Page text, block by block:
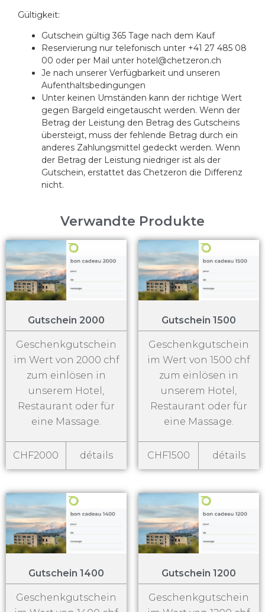
Gültigkeit:
Gutschein gültig 365 Tage nach dem Kauf
Reservierung nur telefonisch unter +41 27 485 08
00 oder per Mail unter hotel@chetzeron.ch
Je nach unserer Verfügbarkeit und unseren
Aufenthaltsbedingungen
Unter keinen Umständen kann der richtige Wert
gegen Bargeld eingetauscht werden. Wenn der
Betrag der Leistung den Betrag des Gutscheins
übersteigt, muss der fehlende Betrag durch ein
anderes Zahlungsmittel gedeckt werden. Wenn
der Betrag der Leistung niedriger ist als der
Gutschein, erstattet das Chetzeron die Differenz
nicht.
Verwandte Produkte
Gutschein 2000
Geschenkgutschein
im Wert von 2000 chf
zum einlösen in
unserem Hotel,
Restaurant oder für
eine Massage.
CHF2000 détails
Gutschein 1500
Geschenkgutschein
im Wert von 1500 chf
zum einlösen in
unserem Hotel,
Restaurant oder für
eine Massage.
CHF1500 détails
Gutschein 1400
Geschenkgutschein
Gutschein 1200
Geschenkgutschein